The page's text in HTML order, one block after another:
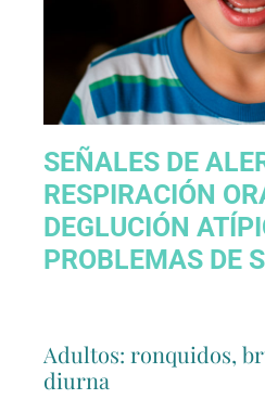
SEÑALES DE
RESPIRACIÓN
DEGLUCIÓN
PROBLEMAS DE
Adultos: ronquidos,
diurna